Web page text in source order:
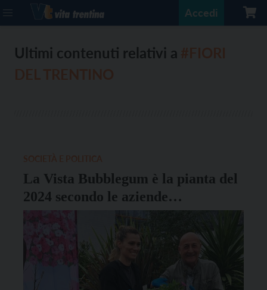
Accedi
Ultimi contenuti relativi a
La Vista Bubblegum è la pianta del
2024 secondo le aziende
florovivaistiche associate Fiori del
Trentino